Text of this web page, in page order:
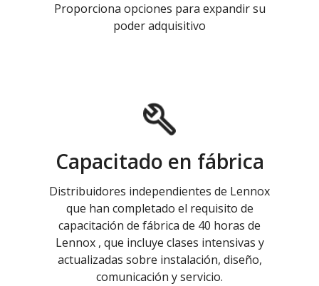
Proporciona opciones para expandir su
poder adquisitivo
Capacitado en fábrica
Distribuidores independientes de Lennox
que han completado el requisito de
capacitación de fábrica de 40 horas de
Lennox , que incluye clases intensivas y
actualizadas sobre instalación, diseño,
comunicación y servicio.